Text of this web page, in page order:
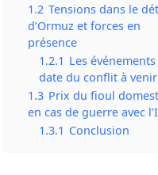
1.2 Tensions dans le
d’Ormuz et forces en
présence
1.2.1 Les événements
date du conflit à
1.3 Prix du fioul
en cas de guerre avec
1.3.1 Conclusion